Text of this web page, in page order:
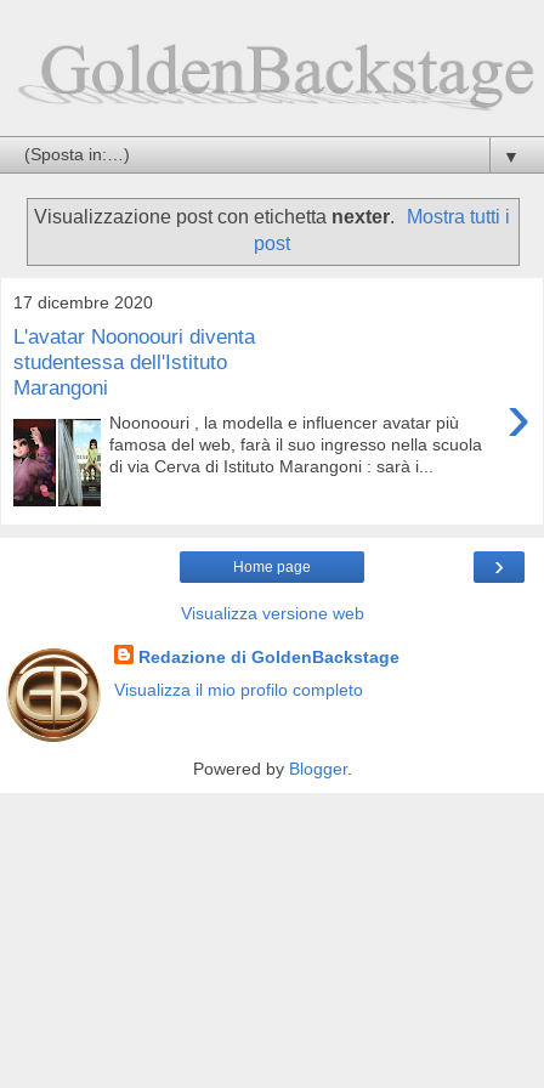
▼
Visualizzazione post con etichetta nexter.
Mostra tutti i
post
17 dicembre 2020
L'avatar Noonoouri diventa
studentessa dell'Istituto
Marangoni
›
Noonoouri , la modella e influencer avatar più
famosa del web, farà il suo ingresso nella scuola
di via Cerva di Istituto Marangoni : sarà i...
›
Home page
Visualizza versione web
Redazione di GoldenBackstage
Visualizza il mio profilo completo
Powered by Blogger.